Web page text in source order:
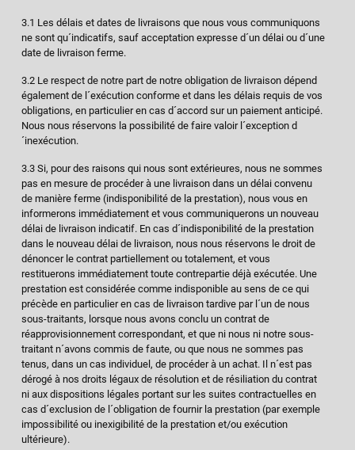
3.1 Les délais et dates de livraisons que nous vous communiquons
ne sont qu´indicatifs, sauf acceptation expresse d´un délai ou d´une
date de livraison ferme.
3.2 Le respect de notre part de notre obligation de livraison dépend
également de l´exécution conforme et dans les délais requis de vos
obligations, en particulier en cas d´accord sur un paiement anticipé.
Nous nous réservons la possibilité de faire valoir l´exception d
´inexécution.
3.3 Si, pour des raisons qui nous sont extérieures, nous ne sommes
pas en mesure de procéder à une livraison dans un délai convenu
de manière ferme (indisponibilité de la prestation), nous vous en
informerons immédiatement et vous communiquerons un nouveau
délai de livraison indicatif. En cas d´indisponibilité de la prestation
dans le nouveau délai de livraison, nous nous réservons le droit de
dénoncer le contrat partiellement ou totalement, et vous
restituerons immédiatement toute contrepartie déjà exécutée. Une
prestation est considérée comme indisponible au sens de ce qui
précède en particulier en cas de livraison tardive par l´un de nous
sous-traitants, lorsque nous avons conclu un contrat de
réapprovisionnement correspondant, et que ni nous ni notre sous-
traitant n´avons commis de faute, ou que nous ne sommes pas
tenus, dans un cas individuel, de procéder à un achat. Il n´est pas
dérogé à nos droits légaux de résolution et de résiliation du contrat
ni aux dispositions légales portant sur les suites contractuelles en
cas d´exclusion de l´obligation de fournir la prestation (par exemple
impossibilité ou inexigibilité de la prestation et/ou exécution
ultérieure).